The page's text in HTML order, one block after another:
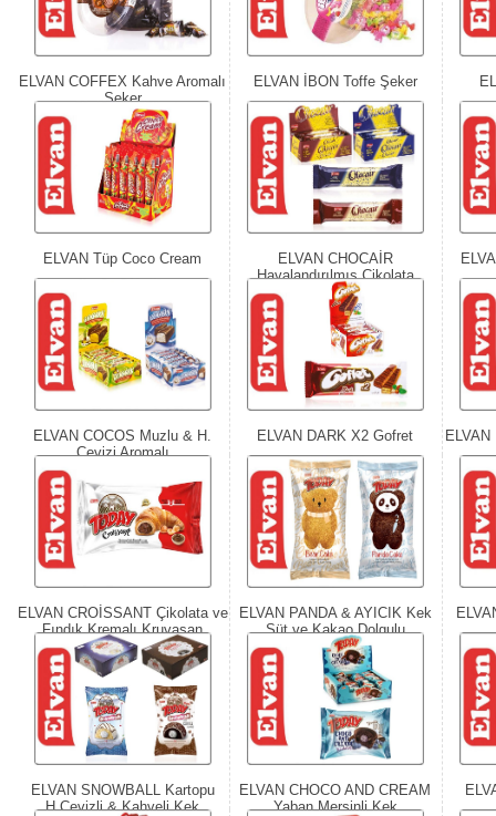
ELVAN COFFEX Kahve Aromalı
Şeker
ELVAN İBON Toffe Şeker
ELVAN Tüp Coco Cream
ELVAN CHOCAİR
Havalandırılmış Çikolata
ELVAN COCOS Muzlu & H.
Cevizi Aromalı
ELVAN DARK X2 Gofret
ELVAN CROİSSANT Çikolata ve
Fındık Kremalı Kruvasan
ELVAN PANDA & AYICIK Kek
Süt ve Kakao Dolgulu
ELVAN SNOWBALL Kartopu
H.Cevizli & Kahveli Kek
ELVAN CHOCO AND CREAM
Yaban Mersinli Kek